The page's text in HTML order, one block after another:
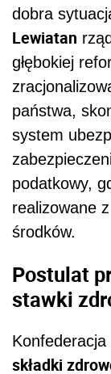
dobra
Lewiatan
głębokiej
państwa,
system
podatkowy,
realizowane
środków.
Postulat
stawki
składki